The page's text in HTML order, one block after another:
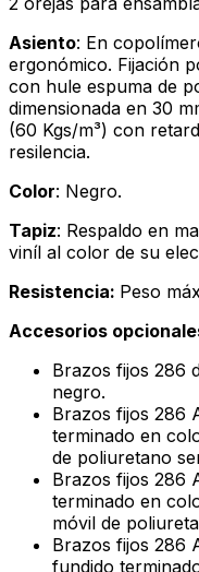
Asiento: En
ergonómico. Fijación
con hule espuma de
dimensionada en 30
(60 Kgs/m³) con
resilencia.
Color: Negro.
Tapiz: Respaldo en
viníl al color de su
Resistencia: Peso
Accesorios
Brazos fijos 286
negro.
Brazos fijos 286
terminado en
de poliuretano
Brazos fijos 286
terminado en
móvil de
Brazos fijos 286
fundido